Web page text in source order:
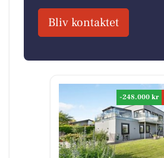
Bliv kontaktet
-248.000 kr